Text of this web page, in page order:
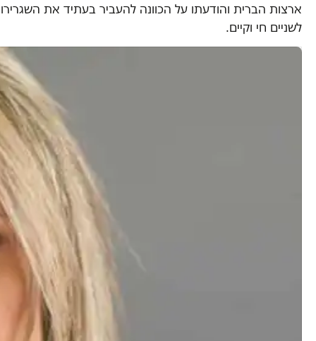
ארצות הברית והודעתו על הכוונה להעביר בעתיד את
לשניים חי וקיים.